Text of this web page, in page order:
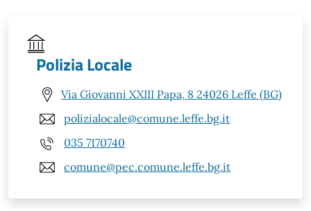
Polizia Locale
Via Giovanni XXIII Papa, 8 24026 Leffe (BG)
polizialocale@comune.leffe.bg.it
035 7170740
comune@pec.comune.leffe.bg.it